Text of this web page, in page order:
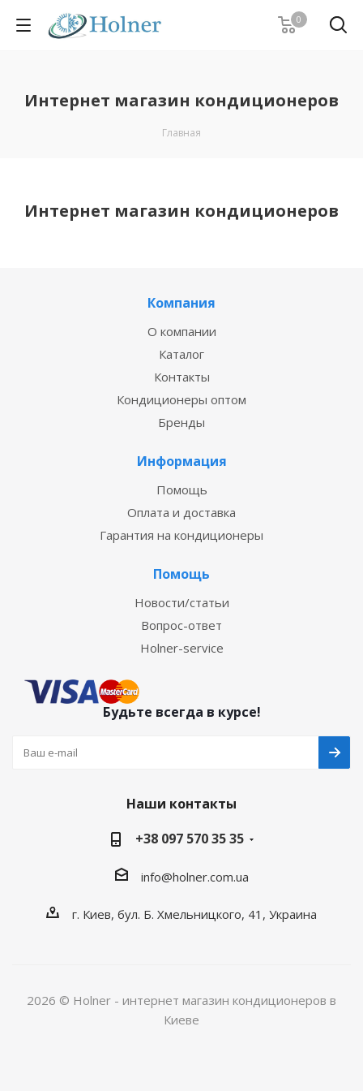
0
Интернет магазин кондиционеров
Главная
Интернет магазин кондиционеров
Компания
О компании
Каталог
Контакты
Кондиционеры оптом
Бренды
Информация
Помощь
Оплата и доставка
Гарантия на кондиционеры
Помощь
Новости/статьи
Вопрос-ответ
Holner-service
Будьте всегда в курсе!
Наши контакты
+38 097 570 35 35
info@holner.com.ua
г. Киев, бул. Б. Хмельницкого, 41, Украина
2026 © Holner - интернет магазин кондиционеров в
Киеве